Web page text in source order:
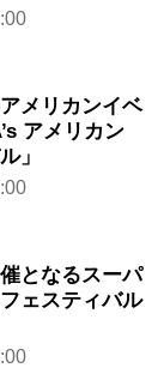
メリカンイベ
アメリカン
」
となるスーパ
ェスティバル